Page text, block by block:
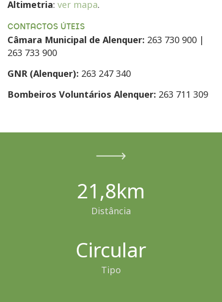
Altimetria: ver mapa.
CONTACTOS ÚTEIS
Câmara Municipal de Alenquer: 263 730 900 |
263 733 900
GNR (Alenquer): 263 247 340
Bombeiros Voluntários Alenquer: 263 711 309
21,8km
Distância
Circular
Tipo